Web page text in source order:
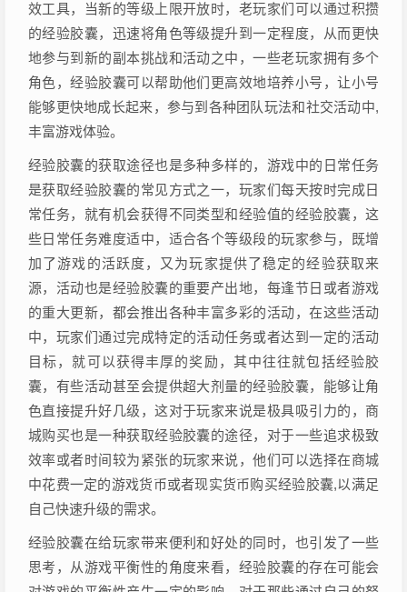
效工具，当新的等级上限开放时，老玩家们可以通过积攒
的经验胶囊，迅速将角色等级提升到一定程度，从而更快
地参与到新的副本挑战和活动之中，一些老玩家拥有多个
角色，经验胶囊可以帮助他们更高效地培养小号，让小号
能够更快地成长起来，参与到各种团队玩法和社交活动中,
丰富游戏体验。
经验胶囊的获取途径也是多种多样的，游戏中的日常任务
是获取经验胶囊的常见方式之一，玩家们每天按时完成日
常任务，就有机会获得不同类型和经验值的经验胶囊，这
些日常任务难度适中，适合各个等级段的玩家参与，既增
加了游戏的活跃度，又为玩家提供了稳定的经验获取来
源，活动也是经验胶囊的重要产出地，每逢节日或者游戏
的重大更新，都会推出各种丰富多彩的活动，在这些活动
中，玩家们通过完成特定的活动任务或者达到一定的活动
目标，就可以获得丰厚的奖励，其中往往就包括经验胶
囊，有些活动甚至会提供超大剂量的经验胶囊，能够让角
色直接提升好几级，这对于玩家来说是极具吸引力的，商
城购买也是一种获取经验胶囊的途径，对于一些追求极致
效率或者时间较为紧张的玩家来说，他们可以选择在商城
中花费一定的游戏货币或者现实货币购买经验胶囊,以满足
自己快速升级的需求。
经验胶囊在给玩家带来便利和好处的同时，也引发了一些
思考，从游戏平衡性的角度来看，经验胶囊的存在可能会